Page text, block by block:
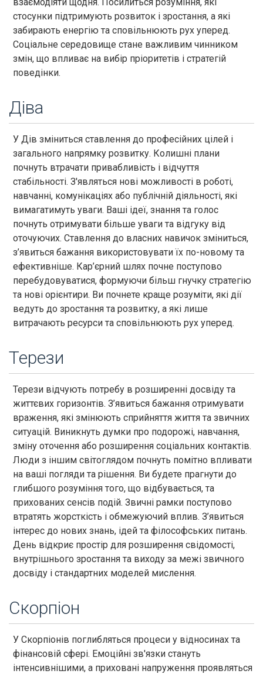
стосунки підтримують розвиток і зростання, а які
забирають енергію та сповільнюють рух уперед.
Соціальне середовище стане важливим чинником
змін, що впливає на вибір пріоритетів і стратегій
поведінки.
Діва
У Дів зміниться ставлення до професійних цілей і
загального напрямку розвитку. Колишні плани
почнуть втрачати привабливість і відчуття
стабільності. З'являться нові можливості в роботі,
навчанні, комунікаціях або публічній діяльності, які
вимагатимуть уваги. Ваші ідеї, знання та голос
почнуть отримувати більше уваги та відгуку від
оточуючих. Ставлення до власних навичок зміниться,
з’явиться бажання використовувати їх по-новому та
ефективніше. Кар’єрний шлях почне поступово
перебудовуватися, формуючи більш гнучку стратегію
та нові орієнтири. Ви почнете краще розуміти, які дії
ведуть до зростання та розвитку, а які лише
витрачають ресурси та сповільнюють рух уперед.
Терези
Терези відчують потребу в розширенні досвіду та
життєвих горизонтів. З’явиться бажання отримувати
враження, які змінюють сприйняття життя та звичних
ситуацій. Виникнуть думки про подорожі, навчання,
зміну оточення або розширення соціальних контактів.
Люди з іншим світоглядом почнуть помітно впливати
на ваші погляди та рішення. Ви будете прагнути до
глибшого розуміння того, що відбувається, та
прихованих сенсів подій. Звичні рамки поступово
втратять жорсткість і обмежуючий вплив. З’явиться
інтерес до нових знань, ідей та філософських питань.
День відкриє простір для розширення свідомості,
внутрішнього зростання та виходу за межі звичного
досвіду і стандартних моделей мислення.
Скорпіон
У Скорпіонів поглибляться процеси у відносинах та
фінансовій сфері. Емоційні зв'язки стануть
інтенсивнішими, а приховані напруження проявляться